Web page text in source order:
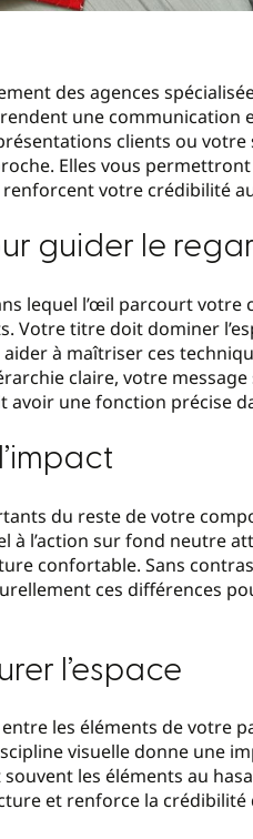
des agences
une communication
clients ou votre
Elles vous
votre crédibilité
guider le
lequel l’œil parcourt votre
Votre titre doit dominer
aider à maîtriser ces
claire, votre
avoir une fonction précise
du reste de votre
à l’action sur fond neutre
confortable. Sans
ces différences
l’espace
les éléments de votre
visuelle donne une
les éléments au
et renforce la